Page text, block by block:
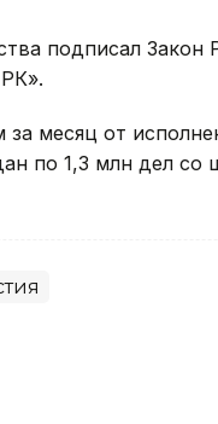
подписал Закон
месяц от
по 1,3 млн дел